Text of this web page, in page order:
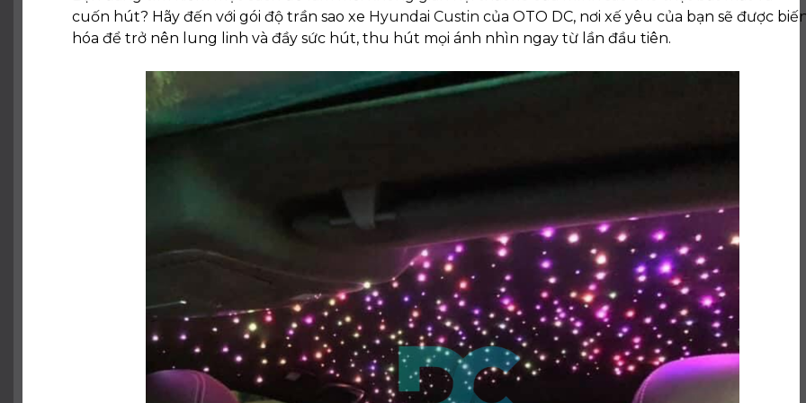
cuốn hút? Hãy đến với gói độ trần sao xe Hyundai Custin của OTO DC, nơi xế yêu của bạn sẽ được
hóa để trở nên lung linh và đầy sức hút, thu hút mọi ánh nhìn ngay từ lần đầu tiên.